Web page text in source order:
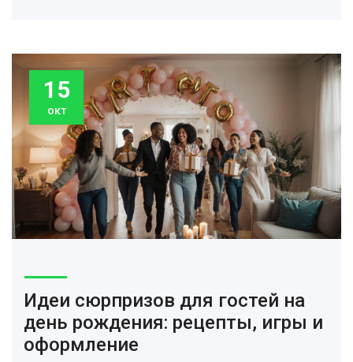
15
окт
Идеи сюрпризов для гостей на
день рождения: рецепты, игры и
оформление